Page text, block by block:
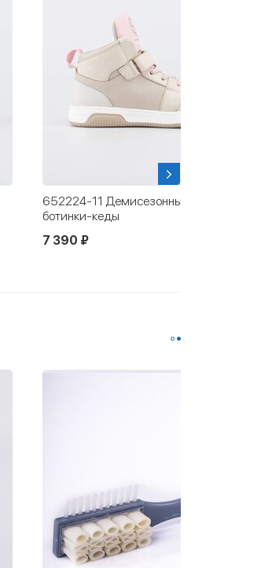
652224-11 Демисезонные кожаные
ботинки-кеды
7 390 ₽